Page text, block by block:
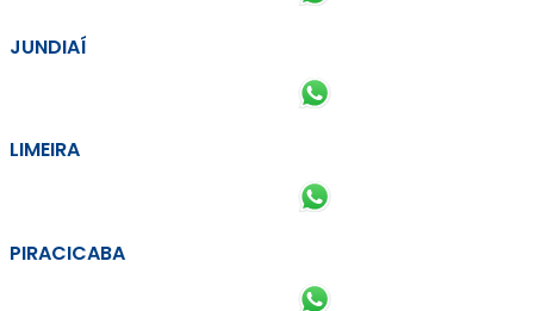
JUNDIAÍ
LIMEIRA
PIRACICABA